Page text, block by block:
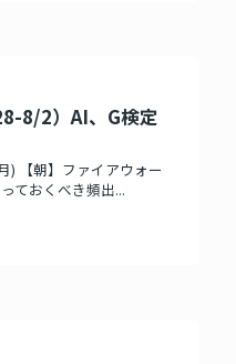
8/2）AI、G検定
) 【朝】ファイアウォー
ておくべき頻出...